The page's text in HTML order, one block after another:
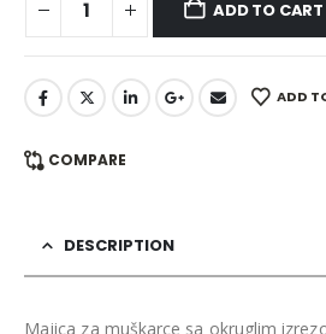
ADD TO CART
ADD
COMPARE
DESCRIPTION
Majica za muškarce sa okruglim